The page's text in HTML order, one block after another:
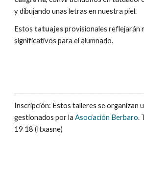
y dibujando unas letras en nuestra piel.
Estos tatuajesprovisionales reflejarán
significativos para el alumnado.
Inscripción: Estos talleres se organizan
gestionados por laAsociación Berbaro.
19 18 (Itxasne)